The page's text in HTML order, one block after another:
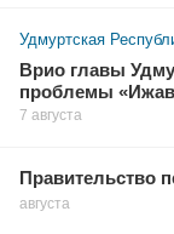
Удмуртская
Врио главы
проблемы
7 августа
Правительство
августа